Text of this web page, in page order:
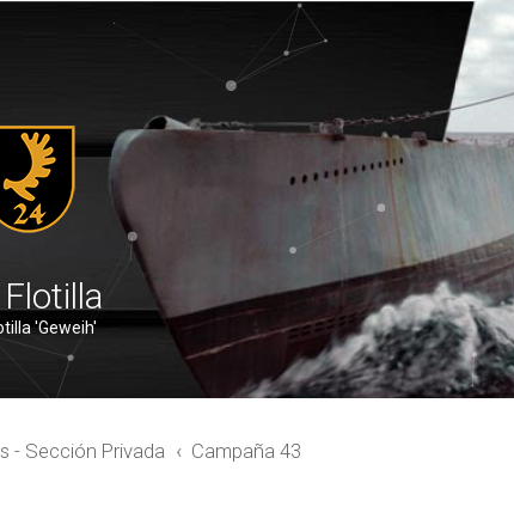
'Geweih'
- Sección Privada Campaña 43